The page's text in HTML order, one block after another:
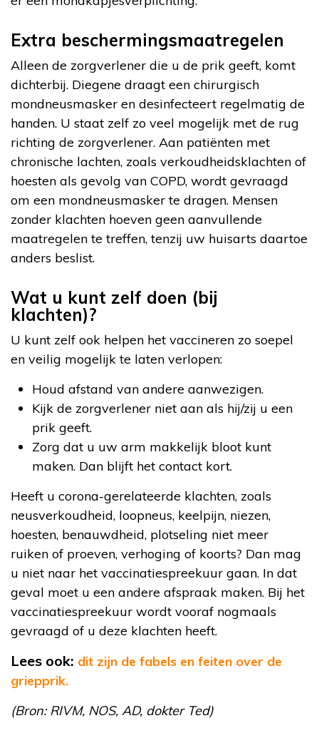
Extra beschermingsmaatregelen
Alleen de zorgverlener die u de prik geeft, komt
dichterbij. Diegene draagt een chirurgisch
mondneusmasker en desinfecteert regelmatig de
handen. U staat zelf zo veel mogelijk met de rug
richting de zorgverlener. Aan patiënten met
chronische lachten, zoals verkoudheidsklachten of
hoesten als gevolg van COPD, wordt gevraagd
om een mondneusmasker te dragen. Mensen
zonder klachten hoeven geen aanvullende
maatregelen te treffen, tenzij uw huisarts daartoe
anders beslist.
Wat u kunt zelf doen (bij
klachten)?
U kunt zelf ook helpen het vaccineren zo soepel
en veilig mogelijk te laten verlopen:
Houd afstand van andere aanwezigen.
Kijk de zorgverlener niet aan als hij/zij u een
prik geeft.
Zorg dat u uw arm makkelijk bloot kunt
maken. Dan blijft het contact kort.
Heeft u corona-gerelateerde klachten, zoals
neusverkoudheid, loopneus, keelpijn, niezen,
hoesten, benauwdheid, plotseling niet meer
ruiken of proeven, verhoging of koorts? Dan mag
u niet naar het vaccinatiespreekuur gaan. In dat
geval moet u een andere afspraak maken. Bij het
vaccinatiespreekuur wordt vooraf nogmaals
gevraagd of u deze klachten heeft.
Lees ook: dit zijn de fabels en feiten over de
griepprik.
(Bron: RIVM, NOS, AD, dokter Ted)